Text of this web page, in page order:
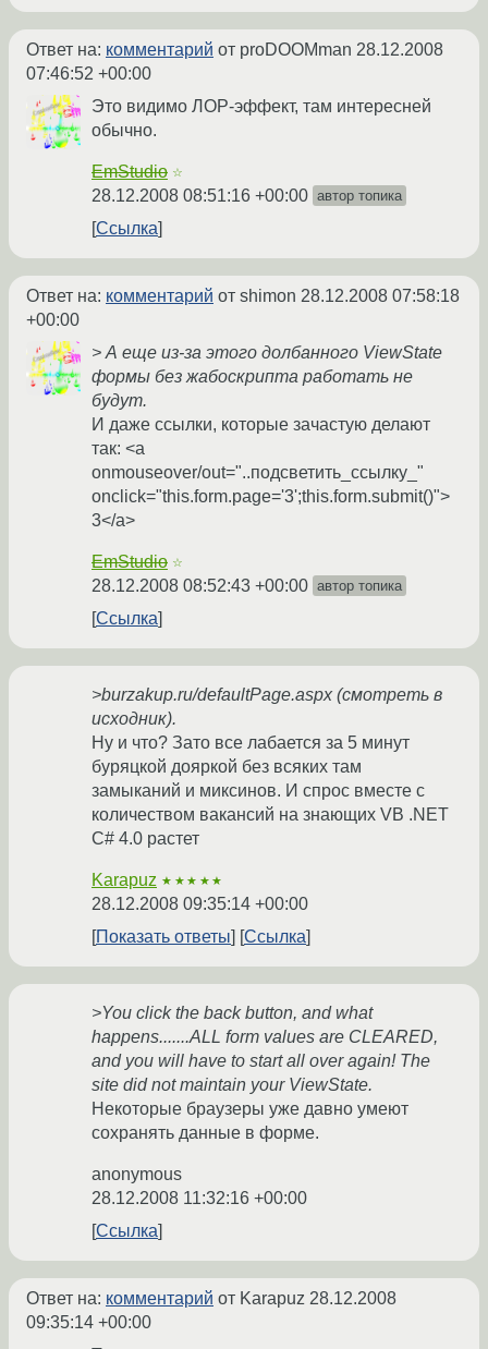
Ответ на: комментарий от proDOOMman 28.12.2008
07:46:52 +00:00
Это видимо ЛОР-эффект, там интересней
обычно.
EmStudio ☆
28.12.2008 08:51:16 +00:00 автор топика
Ссылка
Ответ на: комментарий от shimon 28.12.2008 07:58:18
+00:00
> А еще из-за этого долбанного ViewState
формы без жабоскрипта работать не
будут.
И даже ссылки, которые зачастую делают
так: <a
onmouseover/out="..подсветить_ссылку_"
onclick="this.form.page='3';this.form.submit()">
3</a>
EmStudio ☆
28.12.2008 08:52:43 +00:00 автор топика
Ссылка
>burzakup.ru/defaultPage.aspx (смотреть в
исходник).
Ну и что? Зато все лабается за 5 минут
буряцкой дояркой без всяких там
замыканий и миксинов. И спрос вместе с
количеством вакансий на знающих VB .NET
C# 4.0 растет
Karapuz ★★★★★
28.12.2008 09:35:14 +00:00
Показать ответы
Ссылка
>You click the back button, and what
happens.......ALL form values are CLEARED,
and you will have to start all over again! The
site did not maintain your ViewState.
Некоторые браузеры уже давно умеют
сохранять данные в форме.
anonymous
28.12.2008 11:32:16 +00:00
Ссылка
Ответ на: комментарий от Karapuz 28.12.2008
09:35:14 +00:00